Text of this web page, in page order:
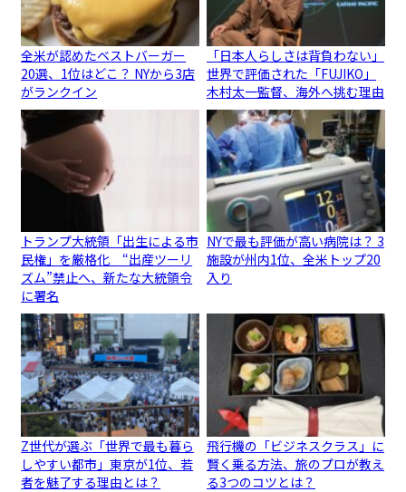
全米が認めたベストバーガー
20選、1位はどこ？ NYから3店
がランクイン
「日本人らしさは背負わない」
世界で評価された「FUJIKO」
木村太一監督、海外へ挑む理由
トランプ大統領「出生による市
民権」を厳格化 “出産ツーリ
ズム”禁止へ、新たな大統領令
に署名
NYで最も評価が高い病院は？ 3
施設が州内1位、全米トップ20
入り
Z世代が選ぶ「世界で最も暮ら
しやすい都市」東京が1位、若
者を魅了する理由とは？
飛行機の「ビジネスクラス」に
賢く乗る方法、旅のプロが教え
る3つのコツとは？